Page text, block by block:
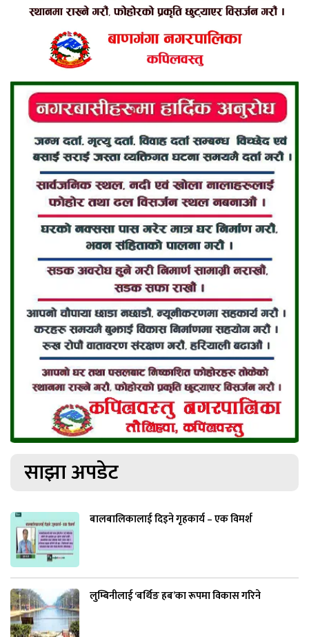
साझा अपडेट
बालबालिकालाई दिइने गृहकार्य – एक विमर्श
लुम्बिनीलाई ‘बर्थिङ हब’का रूपमा विकास गरिने